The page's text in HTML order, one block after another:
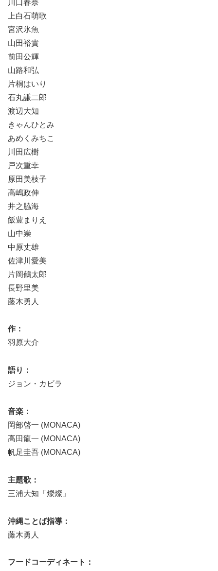
川口春奈
上白石萌歌
宮沢氷魚
山田裕貴
前田公輝
山路和弘
片桐はいり
石丸謙二郎
渡辺大知
きゃんひとみ
あめくみちこ
川田広樹
戸次重幸
原田美枝子
高嶋政伸
井之脇海
飯豊まりえ
山中崇
中原丈雄
佐津川愛美
片岡鶴太郎
長野里美
藤木勇人
作：
羽原大介
語り：
ジョン・カビラ
音楽：
岡部啓一 (MONACA)
高田龍一 (MONACA)
帆足圭吾 (MONACA)
主題歌：
三浦大知「燦燦」
沖縄ことば指導：
藤木勇人
フードコーディネート：